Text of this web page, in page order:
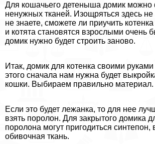
Для кошачьего детеныша домик можно
ненужных тканей. Изощряться здесь
не знаете, сможете ли приучить
и котята становятся взрослыми очень
домик нужно будет строить заново.
Итак, домик для котенка своими
этого сначала нам нужна будет
кошки. Выбираем правильно материал.
Если это будет лежанка, то для нее
взять поролон. Для закрытого домика
поролона могут пригодиться синтепон,
обивочная ткань.